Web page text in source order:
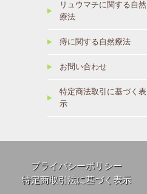
リュウマチに関する自然
療法
痔に関する自然療法
お問い合わせ
特定商法取引に基づく表
示
プライバシーポリシー
特定商取引法に基づく表示